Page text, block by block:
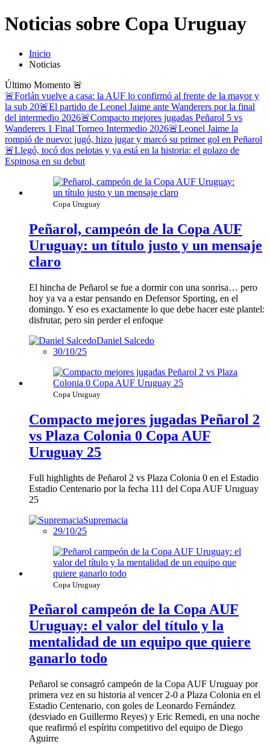
Noticias sobre Copa Uruguay
Inicio
Noticias
Último Momento 🚨
🚨Forlán vuelve a casa: la AUF lo confirmó al frente de la mayor y
la sub 20🚨El partido de Leonel Jaime ante Wanderers por la final
del intermedio 2026🚨Compacto mejores jugadas Peñarol 5 vs
Wanderers 1 Final Torneo Intermedio 2026🚨Leonel Jaime la
rompió de nuevo: jugó, hizo jugar y marcó su primer gol en Peñarol
🚨Llegó, tocó dos pelotas y ya está en la historia: el golazo de
Espinosa en su debut
Copa Uruguay
Peñarol, campeón de la Copa AUF
Uruguay: un título justo y un mensaje
claro
El hincha de Peñarol se fue a dormir con una sonrisa… pero
hoy ya va a estar pensando en Defensor Sporting, en el
domingo. Y eso es exactamente lo que debe hacer este plantel:
disfrutar, pero sin perder el enfoque
Daniel Salcedo
30/10/25
Copa Uruguay
Compacto mejores jugadas Peñarol 2
vs Plaza Colonia 0 Copa AUF
Uruguay 25
Full highlights de Peñarol 2 vs Plaza Colonia 0 en el Estadio
Estadio Centenario por la fecha 111 del Copa AUF Uruguay
25
Supremacia
29/10/25
Copa Uruguay
Peñarol campeón de la Copa AUF
Uruguay: el valor del título y la
mentalidad de un equipo que quiere
ganarlo todo
Peñarol se consagró campeón de la Copa AUF Uruguay por
primera vez en su historia al vencer 2-0 a Plaza Colonia en el
Estadio Centenario, con goles de Leonardo Fernández
(desviado en Guillermo Reyes) y Eric Remedi, en una noche
que reafirmó el espíritu competitivo del equipo de Diego
Aguirre